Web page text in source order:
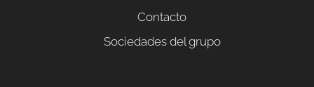
Contacto
Sociedades del grupo